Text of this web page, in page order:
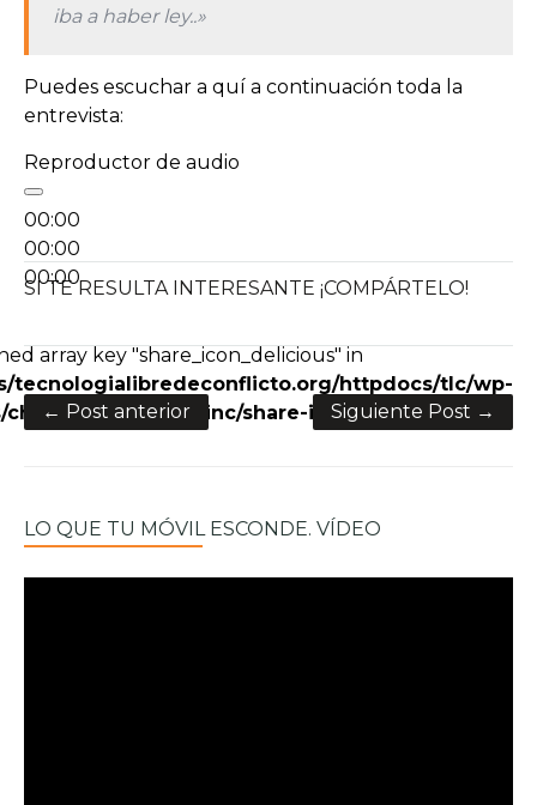
iba a haber ley..»
Puedes escuchar a quí a continuación toda la
entrevista:
Reproductor de audio
00:00
00:00
00:00
SI TE RESULTA INTERESANTE ¡COMPÁRTELO!
array key "share_icon_delicious" in
tecnologialibredeconflicto.org/httpdocs/tlc/wp-
framework/inc/share-icons.phpon line28
← Post anterior Siguiente Post →
LO QUE TU MÓVIL ESCONDE. VÍDEO